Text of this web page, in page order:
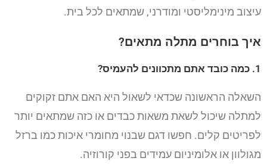
עיצוב מינימליסטי ומודרני, שמתאים לכל בית.
איך בוחרים מתלה מתאים?
1. כמה כובד אתם מתכוונים להעמיס?
השאלה הראשונה שכדאי לשאול היא האם אתם זקוקים
למתלה שיכול לשאת משאות כבדים או כזה שמתאים יותר
לפריטים קלים. חפשו דגם שבנוי מחומרי איכות כמו ברזל
מגולוון או אלומיניום עמידים בפני קורוזיה.